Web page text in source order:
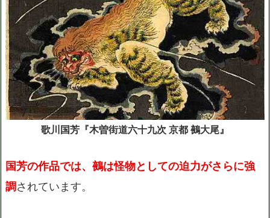
歌川国芳『木曽街道六十九次 京都 鵺大尾』
国芳の作品では、鵺は怪物としての迫力がさらに強
調されています。